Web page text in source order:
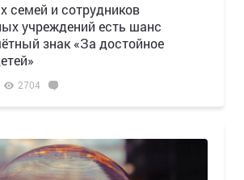
семей и сотрудников
учреждений есть шанс
знак «За достойное
2704